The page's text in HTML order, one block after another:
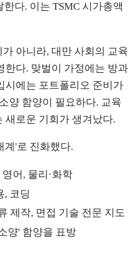
다. 이는 TSMC 시가총액
아니라, 대만 사회의 교육
한다. 맞벌이 가정에는 방과
시에는 포트폴리오 준비가
양 함양이 필요하다. 교육
새로운 기회가 생겨났다.
계'로 진화했다.
어, 물리·화학
, 코딩
제작, 면접 기술 전문 지도
양' 함양을 표방